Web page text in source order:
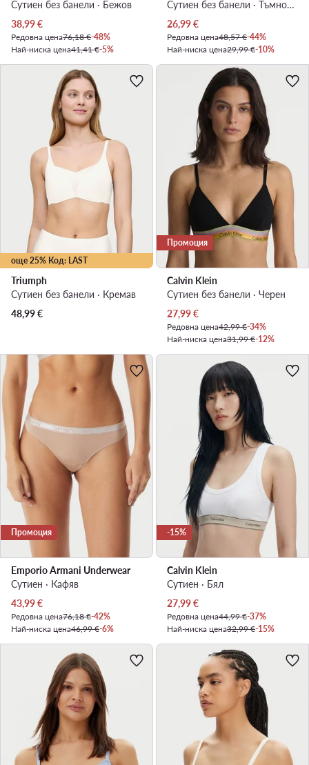
Сутиен без банели · Бежов
Актуална цена
38,99€
Редовна цена76,18 €-48%
Най-ниска цена41,41 €-5%
Сутиен без банели · Тъмносин
Актуална цена
26,99€
Редовна цена48,57 €-44%
Най-ниска цена29,99 €-10%
още 25% Код: LAST
Triumph
Сутиен без банели · Кремав
48,99€
Промоция
Calvin Klein
Сутиен без банели · Черен
Актуална цена
27,99€
Редовна цена42,99 €-34%
Най-ниска цена31,99 €-12%
Промоция
Emporio Armani Underwear
Сутиен · Кафяв
Актуална цена
43,99€
Редовна цена76,18 €-42%
Най-ниска цена46,99 €-6%
-15%
Calvin Klein
Сутиен · Бял
Актуална цена
27,99€
Редовна цена44,99 €-37%
Най-ниска цена32,99 €-15%